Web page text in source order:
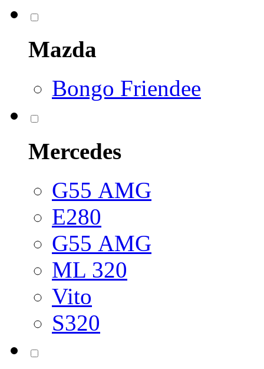
Mazda
Bongo Friendee
Mercedes
G55 АМG
E280
G55 АМG
ML 320
Vito
S320